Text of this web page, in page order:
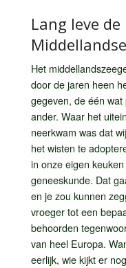
Lang leve de
Het
door de jaren heen
gegeven, de één
ander. Waar het
neerkwam was dat
het wisten te
in onze eigen
geneeskunde. Dat
en je zou kunnen
vroeger tot een
behoorden
van heel Europa.
eerlijk, wie kijkt er